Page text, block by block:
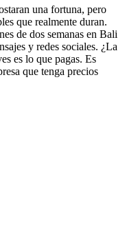
una fortuna, pero
que realmente duran.
de dos semanas en Bali
y redes sociales. ¿La
es lo que pagas. Es
que tenga precios